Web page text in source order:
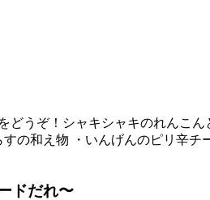
うぞ！シャキシャキのれんこ
の和え物 ・いんげんのピリ辛
ドだれ〜